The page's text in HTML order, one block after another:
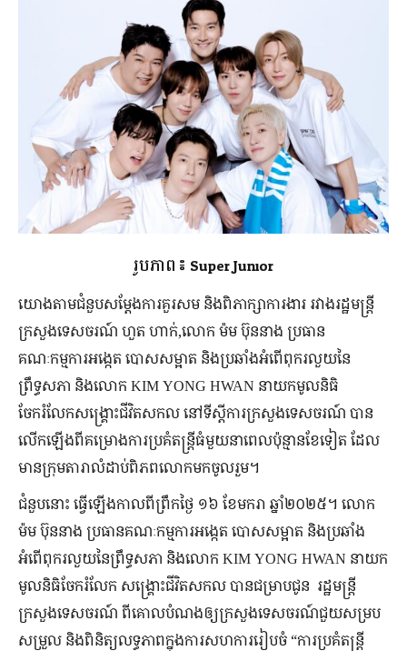
រូបភាព៖ Super Junior
យោង​តាម​ជំនួប​សម្ដែង​ការ​គួរសម និង​ពិភាក្សា​ការងារ​ រវាង​រដ្ឋមន្ត្រី​
ក្រសួង​ទេសចរណ៍ ហួត ហាក់,លោក ម៉ម ប៊ុននាង ប្រធាន​
គណៈកម្មការ​អង្កេត បោសសម្អាត និង​ប្រឆាំង​អំពើ​ពុក​រលួយ​នៃ​
ព្រឹទ្ធសភា និង​លោក KIM YONG HWAN នាយក​មូលនិធិ​
ចែករំលែក​សង្គ្រោះ​ជីវិត​សកល នៅ​ទី​ស្តី​ការ​ក្រសួងទេសចរណ៍ បាន​
លើកឡើង​ពី​គម្រោង​ការ​ប្រគំ​តន្រ្តី​ធំ​មួយ​នា​ពេល​ប៉ុន្មាន​ខែ​ទៀត ដែល​
មាន​ក្រុមតារា​លំដាប់​ពិភពលោក​មក​ចូលរួម។
ជំនួបនោះ ធ្វើឡើងកាលពី​ព្រឹក​ថ្ងៃ ១៦ ខែ​មករា ឆ្នាំ២០២៥។ លោក
ម៉ម ប៊ុននាង ប្រធាន​គណៈកម្មការ​អង្កេត បោសសម្អាត និង​ប្រឆាំង​
អំពើ​ពុក​រលួយ​នៃ​ព្រឹទ្ធសភា និង​លោក KIM YONG HWAN នាយក​
មូលនិធិ​ចែករំលែក សង្គ្រោះ​ជីវិត​សកល បាន​ជម្រាប​ជូន ​ រដ្ឋមន្ត្រី​
ក្រសួង​ទេសចរណ៍ ពី​គោល​បំណង​ឲ្យ​ក្រសួង​ទេសចរណ៍​ជួយ​សម្រប
សម្រួល និង​ពិនិត្យ​លទ្ធភាព​ក្នុង​ការ​សហការ​រៀបចំ “ការប្រគំតន្រ្តី